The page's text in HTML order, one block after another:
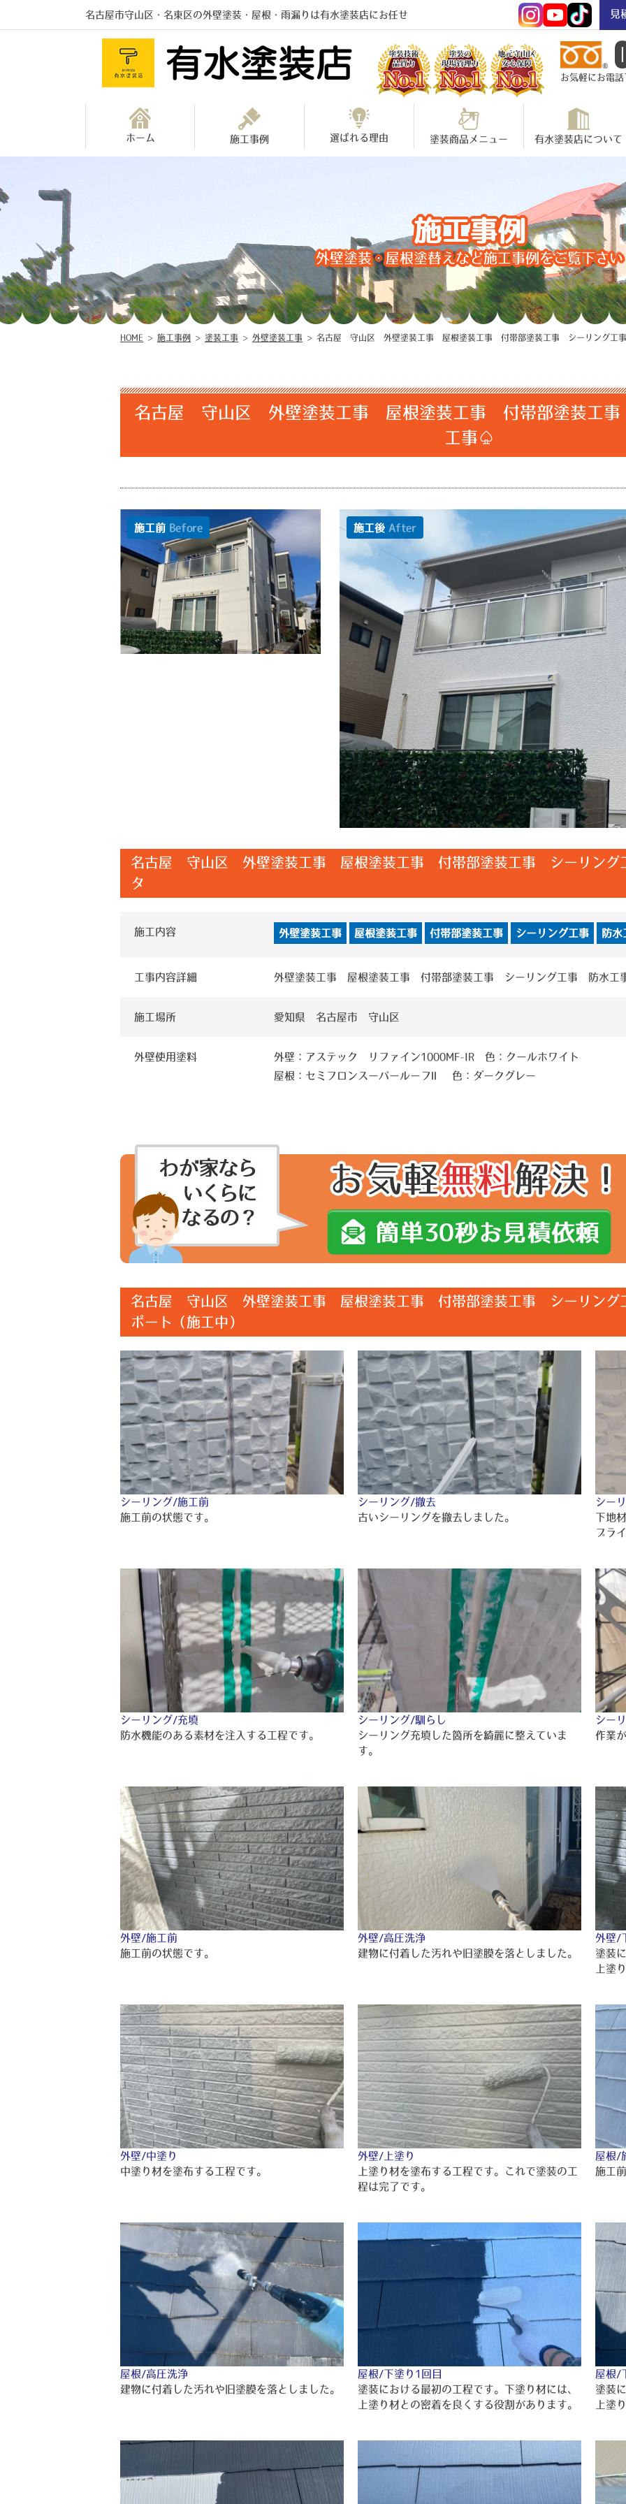
名古屋市守山区・名東区の外壁塗装・屋根・雨漏りは有水塗装店にお任せ 見
お気軽にお電
ホーム 施工事例 選ばれる理由 塗装商品メニュー 有水塗装店について
施工事例
外壁塗装・屋根塗替えなど施工事例をご覧下さい
HOME > 施工事例 > 塗装工事 > 外壁塗装工事 > 名古屋 守山区 外壁塗装工事 屋根塗装工事 付帯部塗装工事 シーリング工
名古屋 守山区 外壁塗装工事 屋根塗装工事 付帯部塗装工
工事♤
施工後 After
施工前 Before
名古屋 守山区 外壁塗装工事 屋根塗装工事 付帯部塗装工事 シーリン
タ
施工内容 外壁塗装工事 屋根塗装工事 付帯部塗装工事 シーリング工事 防水
工事内容詳細 外壁塗装工事 屋根塗装工事 付帯部塗装工事 シーリング工事 防水工
施工場所 愛知県 名古屋市 守山区
外壁使用塗料
外壁：アステック リファイン1000MF-IR 色：クールホワイト
屋根：セミフロンスーパールーフⅡ 色：ダークグレー
名古屋 守山区 外壁塗装工事 屋根塗装工事 付帯部塗装工事 シーリン
ポート（施工中）
シーリング/施工前
施工前の状態です。
シーリング/撤去
古いシーリングを撤去しました。
シー
下地
プラ
シーリング/充填
防水機能のある素材を注入する工程です。
シーリング/馴らし
シーリング充填した箇所を綺麗に整えていま
す。
シー
作業
外壁/施工前
施工前の状態です。
外壁/高圧洗浄
建物に付着した汚れや旧塗膜を落としました。
外壁/
塗装
上塗
外壁/中塗り
中塗り材を塗布する工程です。
外壁/上塗り
上塗り材を塗布する工程です。これで塗装の工
程は完了です。
屋根/
施工
屋根/高圧洗浄
建物に付着した汚れや旧塗膜を落としました。
屋根/下塗り1回目
塗装における最初の工程です。下塗り材には、
上塗り材との密着を良くする役割があります。
屋根/
塗装
上塗